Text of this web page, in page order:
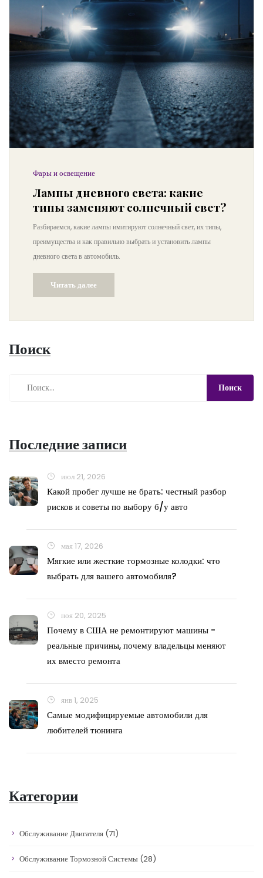
Фары и освещение
Лампы дневного света: какие
типы заменяют солнечный свет?
Разбираемся, какие лампы имитируют солнечный свет, их типы,
преимущества и как правильно выбрать и установить лампы
дневного света в автомобиль.
Читать далее
Поиск
Последние записи
июл 21, 2026
Какой пробег лучше не брать: честный разбор
рисков и советы по выбору б/у авто
мая 17, 2026
Мягкие или жесткие тормозные колодки: что
выбрать для вашего автомобиля?
ноя 20, 2025
Почему в США не ремонтируют машины -
реальные причины, почему владельцы меняют
их вместо ремонта
янв 1, 2025
Самые модифицируемые автомобили для
любителей тюнинга
Категории
Обслуживание Двигателя (71)
Обслуживание Тормозной Системы (28)